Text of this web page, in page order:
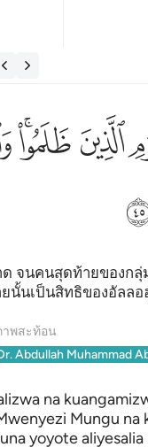
القوم الذين ظلموا
وَٱلْحَمْدُ لِلَّهِﱄﱅﱆ
จนคนสุดท้ายของก
นั้นเป็นสิทธิของอัลลอ
าพสะท้อน
Abdullah Muhammad
na
Mungu na
yoyote